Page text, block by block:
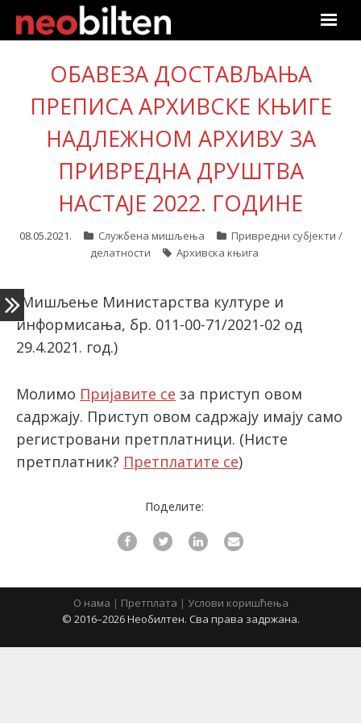
Почетна
Претрага
Актуелно
Подаци
Претплата
Пријава
latinica
ОБАВЕЗА ДОСТАВЉАЊА
ПРЕПИСА АРХИВСКЕ КЊИГЕ
НАДЛЕЖНОМ АРХИВУ ЗА
ПРИВРЕДНА ДРУШТВА
НАСТАЈЕ 2022. ГОДИНЕ
08.05.2021. Службена мишљења
Привредни субјекти /
делатности
Архивска књига
(Мишљење Министарства културе и
информисања, бр. 011-00-71/2021-02 од
29.4.2021. год.)
Молимо Пријавите се за приступ овом
садржају. Приступ овом садржају имају само
регистровани претплатници. (Нисте
претплатник? Претплатите се)
Поделите:
О нама | Претплата | Услови коришћења
© 2016–2026 Необилтен. Сва права задржана.